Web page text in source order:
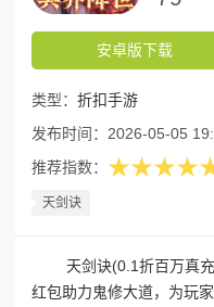
安卓版下载
类型： 折扣手游
发布时间： 2026-05-05
推荐指数：
天剑诀
天剑诀(0.1折百万真
红包助力鬼修大道，为玩